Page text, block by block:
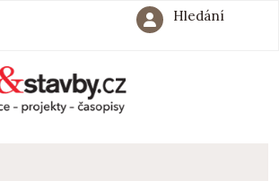
Hledání